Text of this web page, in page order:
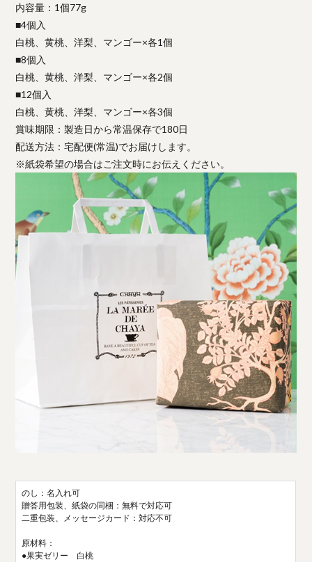
内容量：1個77g
■4個入
白桃、黄桃、洋梨、マンゴー×各1個
■8個入
白桃、黄桃、洋梨、マンゴー×各2個
■12個入
白桃、黄桃、洋梨、マンゴー×各3個
賞味期限：製造日から常温保存で180日
配送方法：宅配便(常温)でお届けします。
※紙袋希望の場合はご注文時にお伝えください。
のし：名入れ可
贈答用包装、紙袋の同梱：無料で対応可
二重包装、メッセージカード：対応不可
原材料：
●果実ゼリー 白桃